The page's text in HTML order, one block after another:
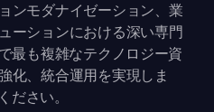
ンモダナイゼーション、業
ーションにおける深い専門
最も複雑なテクノロジー資
化、統合運用を実現しま
ださい。